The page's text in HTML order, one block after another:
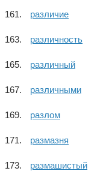
различие
различность
различный
различными
разлом
размазня
размашистый